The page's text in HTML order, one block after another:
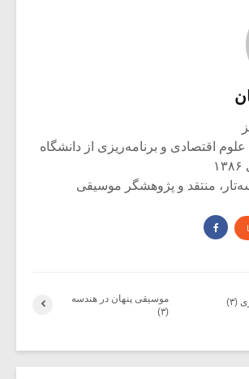
اقتصادی و برنامه‌ریزی از دانشگاه
منتقد و پژوهشگر موسیقی
موسیقی پنهان در هندسه
(۳)
(۳)